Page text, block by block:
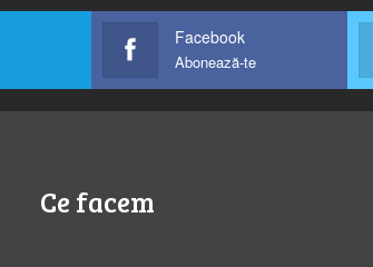
Facebook
Abonează-te
Ce facem